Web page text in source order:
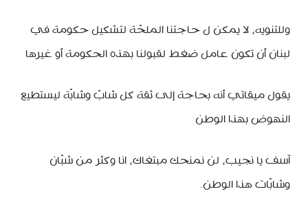
وللتنويه، لا يمكن ل حاجتنا الملحّة لتشكيل حكومة في
لبنان أن تكون عامل ضغط لقبولنا بهذه الحكومة أو غيرها
يقول ميقاتي أنه بحاجة إلى ثقة كل شابّ وشابّة ليستطيع
النهوض بهذا الوطن
آسف يا نجيب، لن نمنحك مبتغاك، انا وكثر من شبّان
وشابّات هذا الوطن.